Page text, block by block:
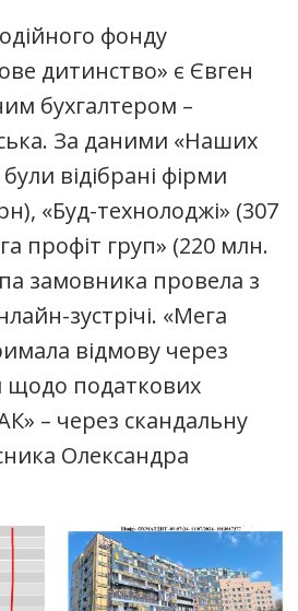
фонду
дитинство» є Євген
бухгалтером –
За даними «Наших
відібрані фірми
«Буд-технолоджі» (307
профіт груп» (220 млн.
замовника провела з
зустрічі. «Мега
відмову через
щодо податкових
– через скандальну
Олександра